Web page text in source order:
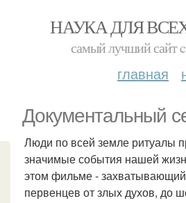
НАУКА ДЛЯ
самый лучший сайт
главная
Дoкументальный
Люди по всей земле ритуалы
значимые события нашей
этом фильме - захватывающий
первенцев от злых духов, до